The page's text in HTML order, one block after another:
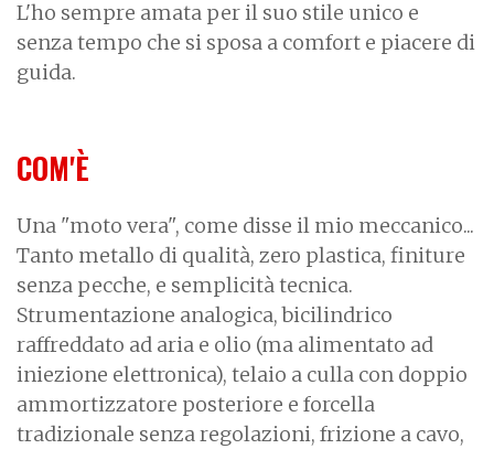
L'ho sempre amata per il suo stile unico e
senza tempo che si sposa a comfort e piacere di
guida.
COM'È
Una "moto vera", come disse il mio meccanico...
Tanto metallo di qualità, zero plastica, finiture
senza pecche, e semplicità tecnica.
Strumentazione analogica, bicilindrico
raffreddato ad aria e olio (ma alimentato ad
iniezione elettronica), telaio a culla con doppio
ammortizzatore posteriore e forcella
tradizionale senza regolazioni, frizione a cavo,